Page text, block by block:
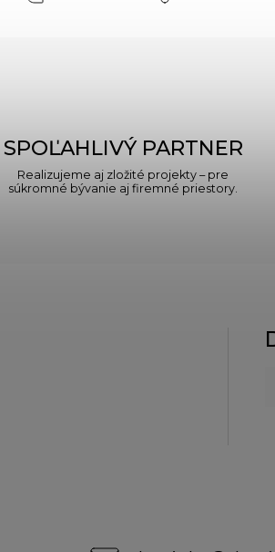
SPOĽAHLIVÝ PARTNER
Realizujeme aj zložité projekty – pre
súkromné bývanie aj firemné priestory.